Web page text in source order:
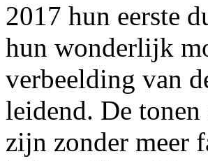
2017 hun eerste
hun wonderlijk
verbeelding van
leidend. De
zijn zonder meer